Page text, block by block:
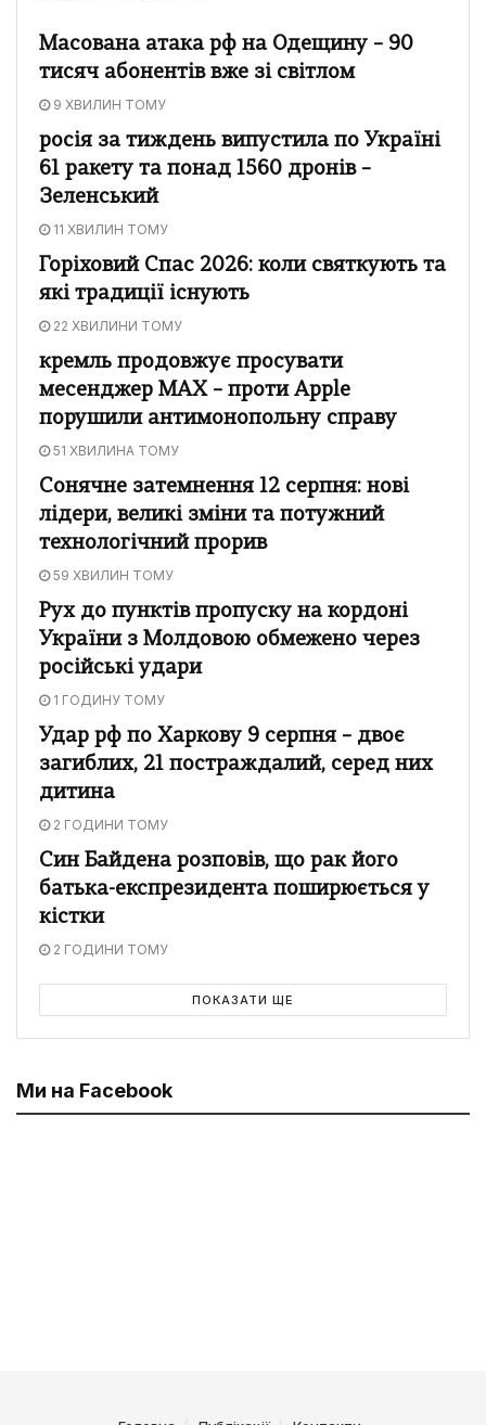
Масована атака рф на Одещину – 90
тисяч абонентів вже зі світлом
9 ХВИЛИН ТОМУ
росія за тиждень випустила по Україні
61 ракету та понад 1560 дронів –
Зеленський
11 ХВИЛИН ТОМУ
Горіховий Спас 2026: коли святкують та
які традиції існують
22 ХВИЛИНИ ТОМУ
кремль продовжує просувати
месенджер MAX – проти Apple
порушили антимонопольну справу
51 ХВИЛИНА ТОМУ
Сонячне затемнення 12 серпня: нові
лідери, великі зміни та потужний
технологічний прорив
59 ХВИЛИН ТОМУ
Рух до пунктів пропуску на кордоні
України з Молдовою обмежено через
російські удари
1 ГОДИНУ ТОМУ
Удар рф по Харкову 9 серпня – двоє
загиблих, 21 постраждалий, серед них
дитина
2 ГОДИНИ ТОМУ
Син Байдена розповів, що рак його
батька-експрезидента поширюється у
кістки
2 ГОДИНИ ТОМУ
ПОКАЗАТИ ЩЕ
Ми на Facebook